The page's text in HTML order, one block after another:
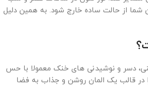
شما از حالت ساده خارج شود. به همین دلیل
دسر و نوشیدنی های خنک معمولا با حس
در قالب یک المان روشن و جذاب به فضا